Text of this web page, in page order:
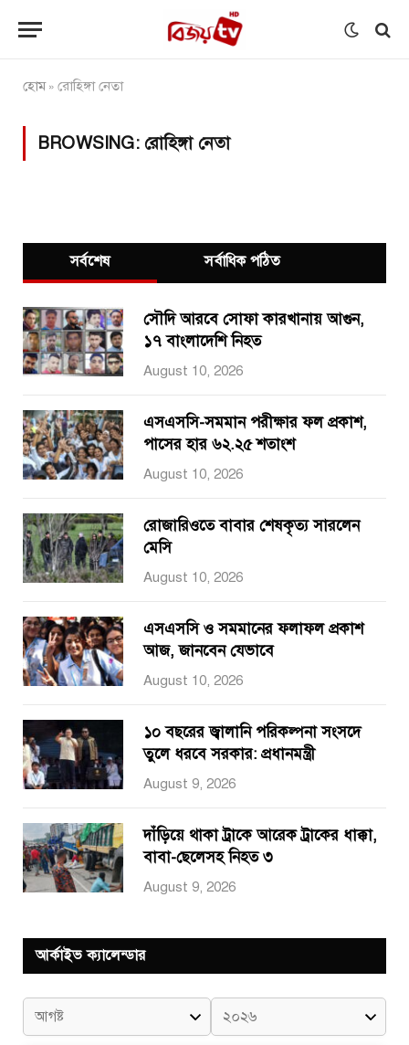
হোম» রোহিঙ্গা নেতা
BROWSING: রোহিঙ্গা নেতা
সর্বশেষ সর্বাধিক পঠিত
সৌদি আরবে সোফা কারখানায় আগুন,
১৭ বাংলাদেশি নিহত
August 10, 2026
এসএসসি-সমমান পরীক্ষার ফল প্রকাশ,
পাসের হার ৬২.২৫ শতাংশ
August 10, 2026
রোজারিওতে বাবার শেষকৃত্য সারলেন
মেসি
August 10, 2026
এসএসসি ও সমমানের ফলাফল প্রকাশ
আজ, জানবেন যেভাবে
August 10, 2026
১০ বছরের জ্বালানি পরিকল্পনা সংসদে
তুলে ধরবে সরকার: প্রধানমন্ত্রী
August 9, 2026
দাঁড়িয়ে থাকা ট্রাকে আরেক ট্রাকের ধাক্কা,
বাবা-ছেলেসহ নিহত ৩
August 9, 2026
আর্কাইভ ক্যালেন্ডার